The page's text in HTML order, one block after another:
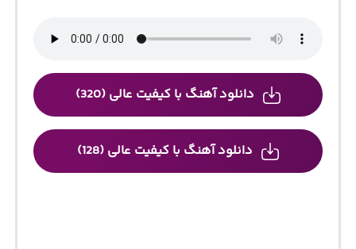
دانلود آهنگ با کیفیت عالی (320)
دانلود آهنگ با کیفیت عالی (128)